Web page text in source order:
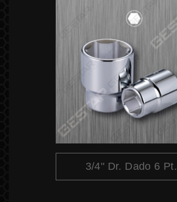
3/4" Dr. Dado 6 Pt.